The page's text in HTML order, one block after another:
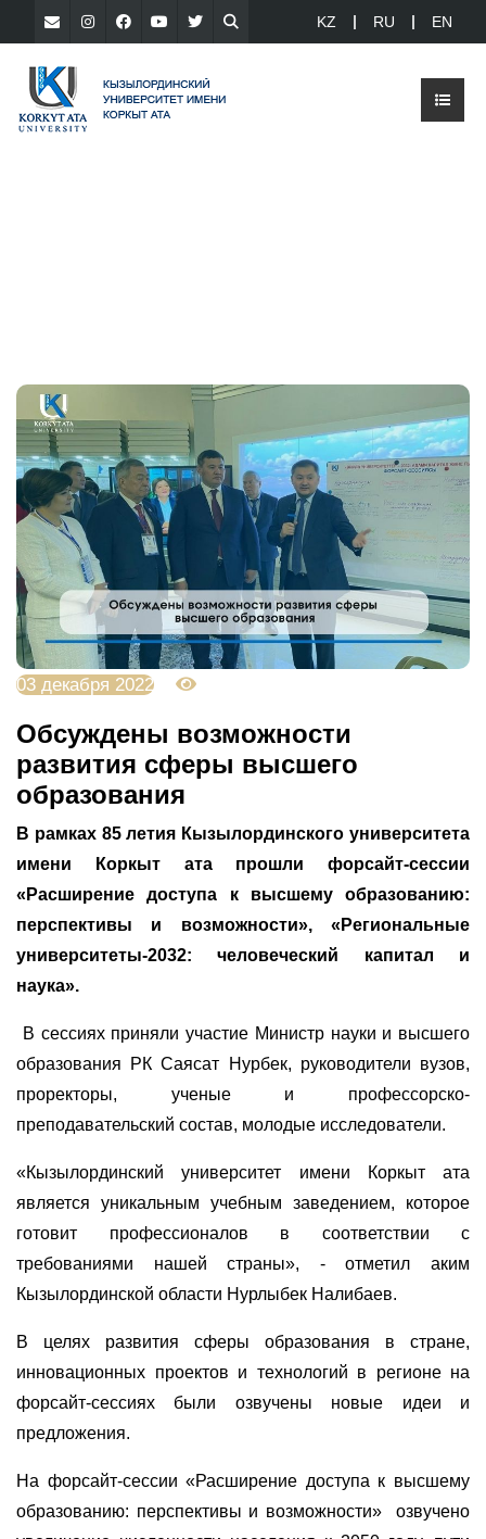
KZ RU EN
03 декабря 2022
Обсуждены возможности
развития сферы высшего
образования
В рамках 85 летия Кызылординского университета
имени Коркыт ата прошли форсайт-сессии
«Расширение доступа к высшему образованию:
перспективы и возможности», «Региональные
университеты-2032: человеческий капитал и
наука».
В сессиях приняли участие Министр науки и высшего
образования РК Саясат Нурбек, руководители вузов,
проректоры, ученые и профессорско-
преподавательский состав, молодые исследователи.
«Кызылординский университет имени Коркыт ата
является уникальным учебным заведением, которое
готовит профессионалов в соответствии с
требованиями нашей страны», - отметил аким
Кызылординской области Нурлыбек Налибаев.
В целях развития сферы образования в стране,
инновационных проектов и технологий в регионе на
форсайт-сессиях были озвучены новые идеи и
предложения.
На форсайт-сессии «Расширение доступа к высшему
образованию: перспективы и возможности» озвучено